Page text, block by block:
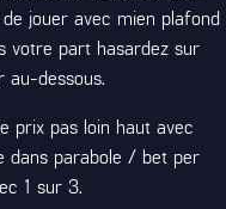
jouer avec mien plafond
votre part hasardez sur
au-dessous.
prix pas loin haut avec
dans parabole / bet per
1 sur 3.